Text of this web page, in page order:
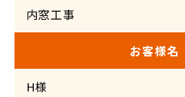
内窓工事
お客様名
H様